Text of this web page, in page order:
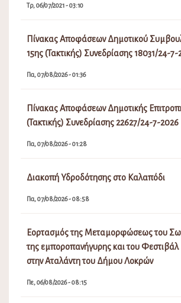
Τρ, 06/07/2021 - 03:10
Πίνακας Αποφάσεων Δημοτικού
15ης (Τακτικής) Συνεδρίασης 18031/24-7-
Πα, 07/08/2026 - 01:36
Πίνακας Αποφάσεων Δημοτικής
(Τακτικής) Συνεδρίασης 22627/24-7-2026
Πα, 07/08/2026 - 01:28
Διακοπή Υδροδότησης στο Καλαπόδι
Πα, 07/08/2026 - 08:58
Εορτασμός της Μεταμορφώσεως του
της εμποροπανήγυρης και του Φεστιβάλ
στην Αταλάντη του Δήμου Λοκρών
Πε, 06/08/2026 - 08:15